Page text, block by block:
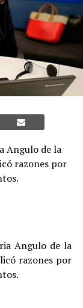
Angulo de la
razones por
Angulo de la
razones por